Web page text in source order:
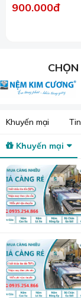
900.000đ
Khuyến mại
Khuyến mại